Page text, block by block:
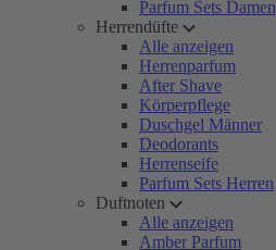
Parfum Sets Damen
Herrendüfte
Alle anzeigen
Herrenparfum
After Shave
Körperpflege
Duschgel Männer
Deodorants
Herrenseife
Parfum Sets Herren
Duftnoten
Alle anzeigen
Amber Parfum